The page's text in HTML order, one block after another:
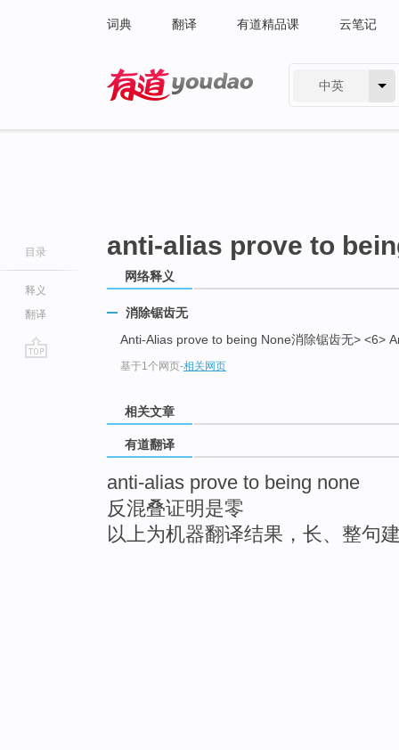
词典 翻译 有道精品课 云笔记
中英
目录
释义
翻译
anti-alias prove to
网络释义
消除锯齿无
Anti-Alias prove to being None消除锯齿无> <6>
基于1个网页-相关网页
相关文章
有道翻译
anti-alias prove to being none
反混叠证明是零
以上为机器翻译结果，长、整句